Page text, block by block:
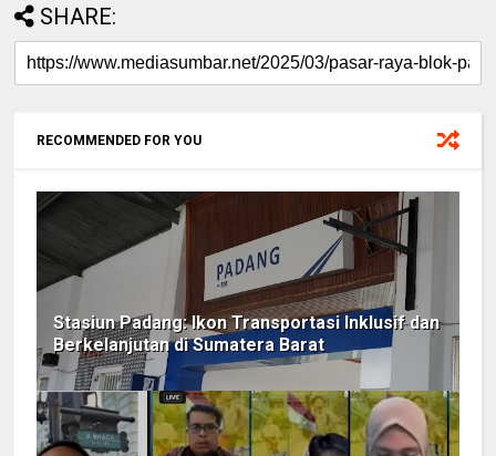
SHARE:
RECOMMENDED FOR YOU
Stasiun Padang: Ikon Transportasi Inklusif dan
Berkelanjutan di Sumatera Barat